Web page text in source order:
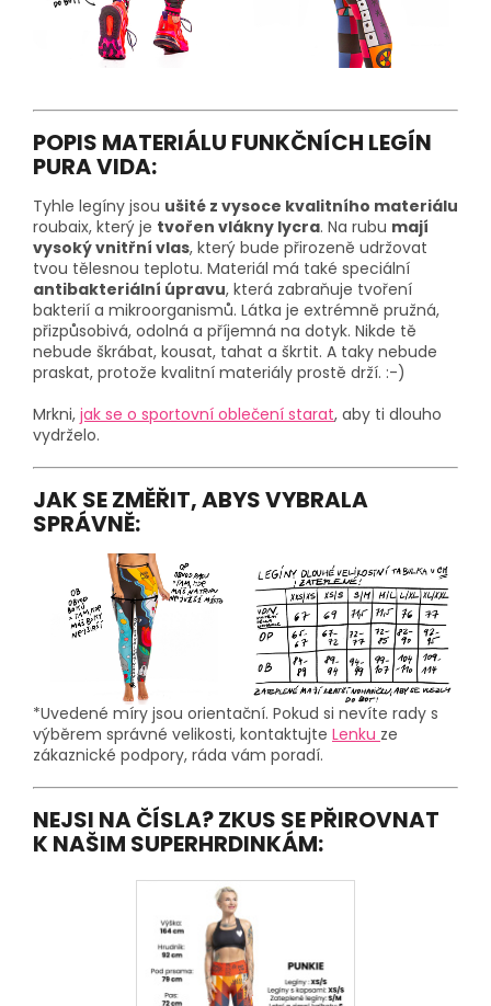
POPIS MATERIÁLU FUNKČNÍCH LEGÍN
PURA VIDA:
Tyhle legíny jsou ušité z vysoce kvalitního materiálu
roubaix, který je tvořen vlákny lycra. Na rubu mají
vysoký vnitřní vlas, který bude přirozeně udržovat
tvou tělesnou teplotu. Materiál má také speciální
antibakteriální úpravu, která zabraňuje tvoření
bakterií a mikroorganismů. Látka je extrémně pružná,
přizpůsobivá, odolná a příjemná na dotyk. Nikde tě
nebude škrábat, kousat, tahat a škrtit. A taky nebude
praskat, protože kvalitní materiály prostě drží. :-)
Mrkni, jak se o sportovní oblečení starat, aby ti dlouho
vydrželo.
JAK SE ZMĚŘIT, ABYS VYBRALA
SPRÁVNĚ:
*Uvedené míry jsou orientační. Pokud si nevíte rady s
výběrem správné velikosti, kontaktujte Lenku ze
zákaznické podpory, ráda vám poradí.
NEJSI NA ČÍSLA? ZKUS SE PŘIROVNAT
K NAŠIM SUPERHRDINKÁM: